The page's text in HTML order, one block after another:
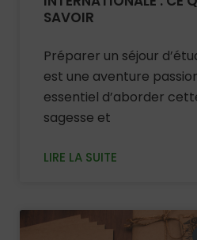
SAVOIR
Préparer un séjour
est une aventure
essentiel d’aborder
sagesse et
LIRE LA SUITE